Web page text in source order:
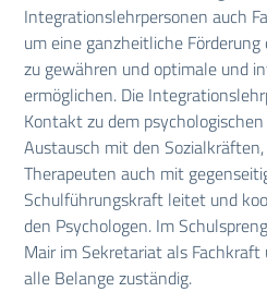
Integrationslehrpersonen auch
um eine ganzheitliche
zu gewähren und optimale und
ermöglichen. Die
Kontakt zu dem
Austausch mit den
Therapeuten auch mit
Schulführungskraft leitet und
den Psychologen. Im
Mair im Sekretariat als
alle Belange zuständig.